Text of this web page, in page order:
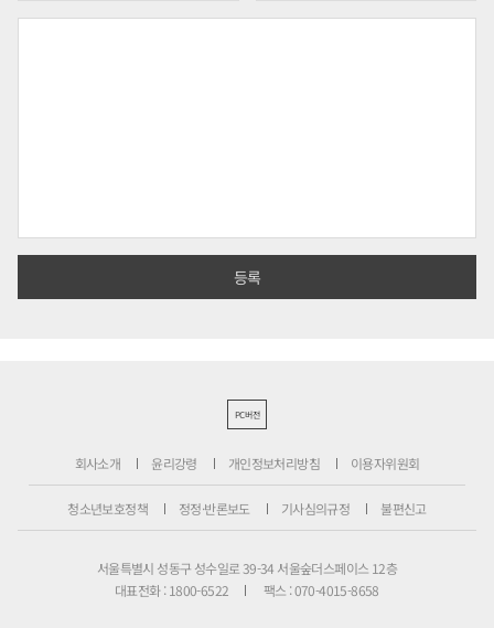
PC버전
회사소개 윤리강령 개인정보처리방침 이용자위원회
청소년보호정책 정정·반론보도 기사심의규정 불편신고
서울특별시 성동구 성수일로 39-34 서울숲더스페이스 12층
대표전화 : 1800-6522
팩스 : 070-4015-8658